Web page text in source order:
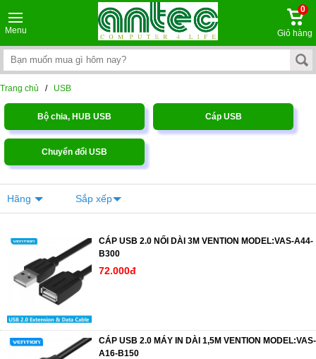
Menu
0
Giỏ hàng
Trang chủ / USB
Bộ chia, HUB USB Cáp USB
Chuyển đổi USB
Hãng Sắp xếp
CÁP USB 2.0 NỐI DÀI 3M VENTION MODEL:VAS-A44-
B300
72.000đ
CÁP USB 2.0 MÁY IN DÀI 1,5M VENTION MODEL:VAS-
A16-B150